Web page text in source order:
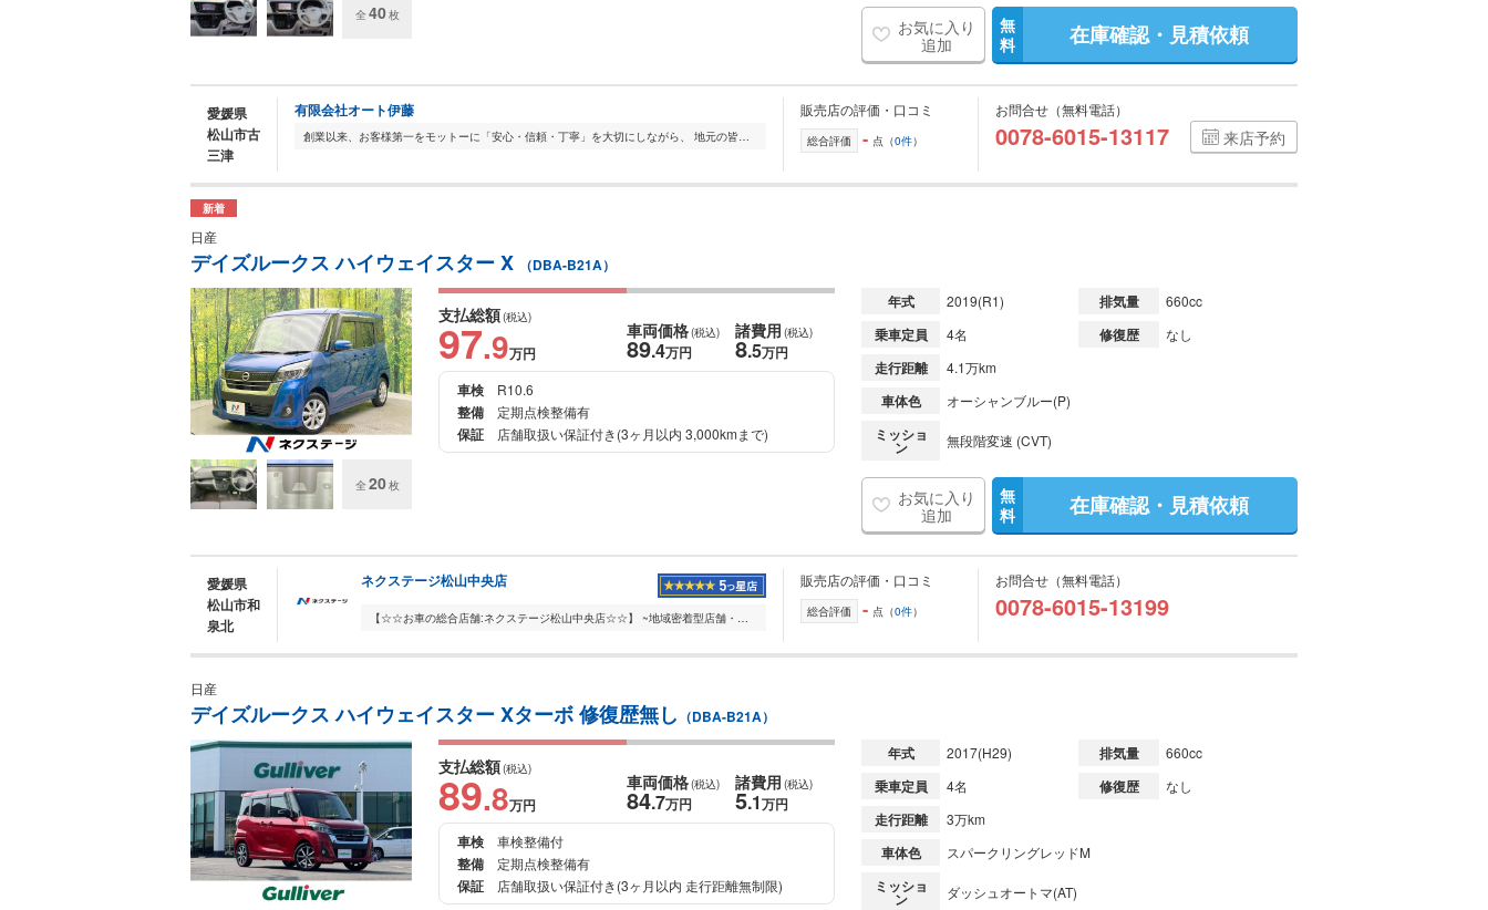
全 40枚
お気に入り
追加
無
料
在庫確認・見積依頼
愛媛県
松山市古
三津
有限会社オート伊藤
創業以来、お客様第一をモットーに「安心・信頼・丁寧」を大切にしながら、 地元の皆様に愛され続けてきました。 中古車販売を中心に、新車販売、車検・整備、鈑金塗装...
販売店の評価・口コミ
総合評価 - 点（0件）
お問合せ（無料電話）
0078-6015-13117 来店予約
新着
日産
デイズルークス ハイウェイスター X （DBA-B21A）
全 20枚
支払総額(税込)
97.9万円
車両価格(税込)
89.4万円
諸費用 (税込)
8.5万円
車検
R10.6
整備 定期点検整備有
保証 店舗取扱い保証付き(3ヶ月以内 3,000kmまで)
年式 2019(R1) 排気量 660cc
乗車定員 4名 修復歴 なし
走行距離 4.1万km
車体色 オーシャンブルー(P)
ミッショ
ン 無段階変速 (CVT)
お気に入り
追加
無
料
在庫確認・見積依頼
愛媛県
松山市和
泉北
ネクステージ松山中央店
【☆☆お車の総合店舗:ネクステージ松山中央店☆☆】 ~地域密着型店舗・お客様に愛される店舗を目指して~ 当店では、車販売・車買取・車検・整備・自動車保険等のお車に係...
販売店の評価・口コミ
総合評価 - 点（0件）
お問合せ（無料電話）
0078-6015-13199
日産
デイズルークス ハイウェイスター Xターボ 修復歴無し （DBA-B21A）
支払総額(税込)
89.8万円
車両価格(税込)
84.7万円
諸費用 (税込)
5.1万円
車検
車検整備付
整備 定期点検整備有
保証 店舗取扱い保証付き(3ヶ月以内 走行距離無制限)
年式 2017(H29) 排気量 660cc
乗車定員 4名 修復歴 なし
走行距離 3万km
車体色 スパークリングレッドM
ミッショ
ン ダッシュオートマ(AT)